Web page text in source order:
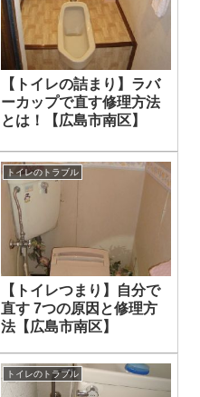
【トイレの詰まり】ラバ
ーカップで直す修理方法
とは！【広島市南区】
トイレのトラブル
【トイレつまり】自分で
直す 7つの原因と修理方
法【広島市南区】
トイレのトラブル